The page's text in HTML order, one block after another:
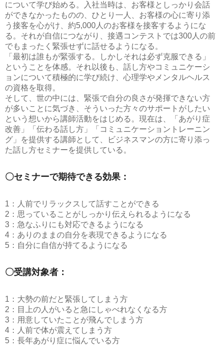
について学び始める。入社当時は、お客様としっかり会話
ができなかったものの、ひとり一人、お客様の心に寄り添
う接客を心がけ、約5,000人のお客様を接客するようにな
る。それが自信につながり、接遇コンテストでは300人の前
でもまったく緊張せずに話せるようになる。
「最初は誰もが緊張する。しかしそれは必ず克服できる」
ということを体感。それ以後も、話し方やコミュニケーシ
ョンについて積極的に学び続け、心理学やメンタルヘルス
の資格を取得。
そして、世の中には、緊張で自分の良さが発揮できない方
が多いことに気づき、そういった方々のサポートがしたい
という想いから講師活動をはじめる。現在は、「あがり症
改善」「伝わる話し方」「コミュニケーショントレーニン
グ」を提供する講師として、ビジネスマンの方に寄り添っ
た話し方セミナーを提供している。
〇セミナーで期待できる効果：
1：人前でリラックスして話すことができる
2：思っていることがしっかり伝えられるようになる
3：急なふりにも対応できるようになる
4：ありのままの自分を表現できるようになる
5：自分に自信が持てるようになる
〇受講対象者：
1：大勢の前だと緊張してしまう方
2：目上の人がいると急にしゃべれなくなる方
3：用意していたことが飛んでしまう方
4：人前で体が震えてしまう方
5：長年あがり症に悩んでいる方